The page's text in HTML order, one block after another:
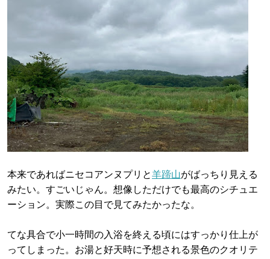
本来であればニセコアンヌプリと羊蹄山がばっちり見える
みたい。すごいじゃん。想像しただけでも最高のシチュエ
ーション。実際この目で見てみたかったな。
てな具合で小一時間の入浴を終える頃にはすっかり仕上が
ってしまった。お湯と好天時に予想される景色のクオリテ